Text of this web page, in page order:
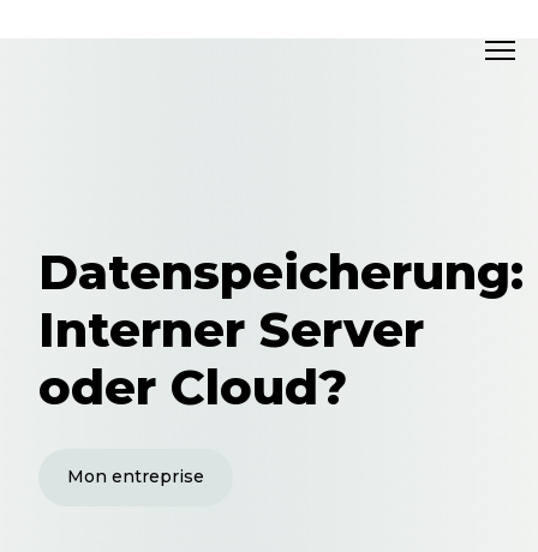
Datenspeicherung:
Interner Server
oder Cloud?
Mon entreprise